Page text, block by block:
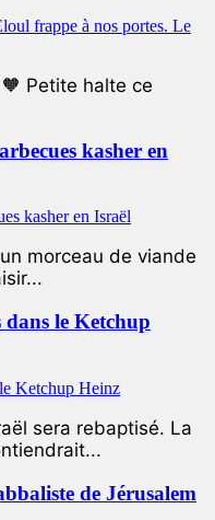
Petite halte ce
kasher en
morceau de viande
dans le Ketchup
sera rebaptisé. La
de Jérusalem